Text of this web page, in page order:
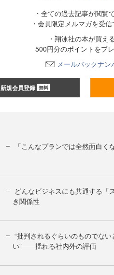
・全ての過去記事が閲覧
・会員限定メルマガを受
・翔泳社の本が買え
500円分のポイントをプ
メールバックナン
新規会員登録 無料
「こんなプランでは全然面白く
どんなビジネスにも共通する「
き関係性
“批判されるぐらいのものでな
い”――揺れる社内外の評価